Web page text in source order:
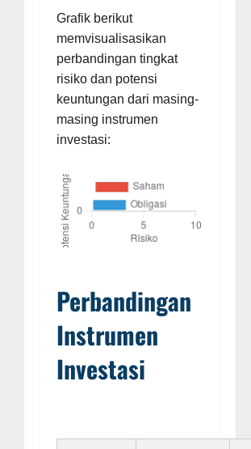
Grafik berikut
memvisualisasikan
perbandingan tingkat
risiko dan potensi
keuntungan dari masing-
masing instrumen
investasi:
Perbandingan
Instrumen
Investasi